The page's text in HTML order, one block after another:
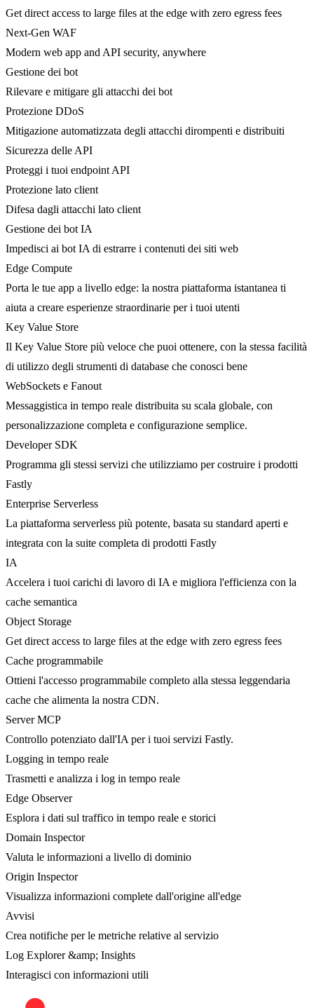
Get direct access to large files at the edge with zero egress fees
Next-Gen WAF
Modern web app and API security, anywhere
Gestione dei bot
Rilevare e mitigare gli attacchi dei bot
Protezione DDoS
Mitigazione automatizzata degli attacchi dirompenti e distribuiti
Sicurezza delle API
Proteggi i tuoi endpoint API
Protezione lato client
Difesa dagli attacchi lato client
Gestione dei bot IA
Impedisci ai bot IA di estrarre i contenuti dei siti web
Edge Compute
Porta le tue app a livello edge: la nostra piattaforma istantanea ti
aiuta a creare esperienze straordinarie per i tuoi utenti
Key Value Store
Il Key Value Store più veloce che puoi ottenere, con la stessa facilità
di utilizzo degli strumenti di database che conosci bene
WebSockets e Fanout
Messaggistica in tempo reale distribuita su scala globale, con
personalizzazione completa e configurazione semplice.
Developer SDK
Programma gli stessi servizi che utilizziamo per costruire i prodotti
Fastly
Enterprise Serverless
La piattaforma serverless più potente, basata su standard aperti e
integrata con la suite completa di prodotti Fastly
IA
Accelera i tuoi carichi di lavoro di IA e migliora l'efficienza con la
cache semantica
Object Storage
Get direct access to large files at the edge with zero egress fees
Cache programmabile
Ottieni l'accesso programmabile completo alla stessa leggendaria
cache che alimenta la nostra CDN.
Server MCP
Controllo potenziato dall'IA per i tuoi servizi Fastly.
Logging in tempo reale
Trasmetti e analizza i log in tempo reale
Edge Observer
Esplora i dati sul traffico in tempo reale e storici
Domain Inspector
Valuta le informazioni a livello di dominio
Origin Inspector
Visualizza informazioni complete dall'origine all'edge
Avvisi
Crea notifiche per le metriche relative al servizio
Log Explorer &amp; Insights
Interagisci con informazioni utili